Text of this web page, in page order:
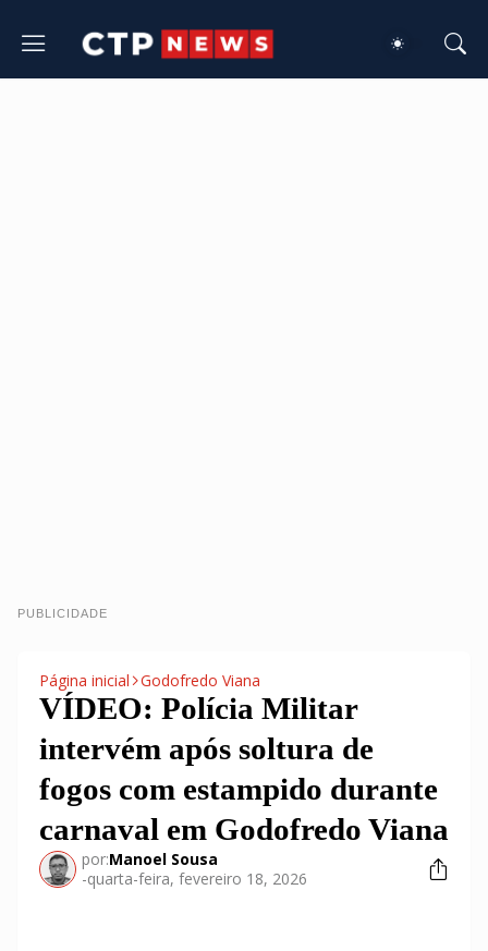
PUBLICIDADE
Página inicial Godofredo Viana
VÍDEO: Polícia Militar
intervém após soltura de
fogos com estampido durante
carnaval em Godofredo Viana
por:Manoel Sousa
-quarta-feira, fevereiro 18, 2026